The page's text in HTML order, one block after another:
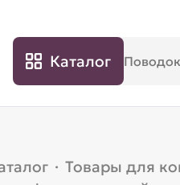
Каталог
· Товары для